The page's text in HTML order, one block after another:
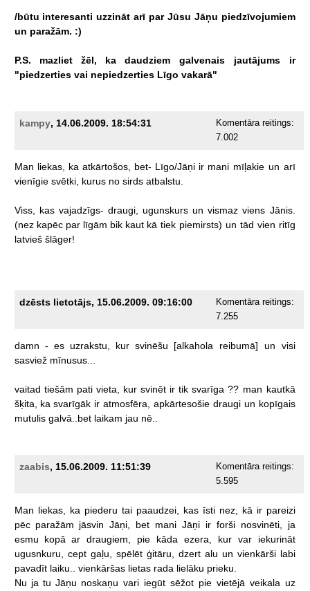
/būtu interesanti uzzināt arī par Jūsu Jāņu piedzīvojumiem
un paražām. :)
P.S. mazliet žēl, ka daudziem galvenais jautājums
ir
"piedzerties vai nepiedzerties Līgo vakarā"
kampy, 14.06.2009. 18:54:31
Komentāra reitings:
7.002
Man liekas, ka atkārtošos, bet- Līgo/Jāņi ir mani mīļakie un arī
vienīgie svētki, kurus no sirds atbalstu.
Viss, kas vajadzīgs- draugi, ugunskurs un vismaz viens Jānis.
(nez kapēc par līgām bik kaut kā tiek piemirsts) un tād vien ritīg
latvieš šlāger!
dzēsts lietotājs, 15.06.2009. 09:16:00
Komentāra reitings:
7.255
damn - es uzrakstu, kur svinēšu [alkahola reibumā] un
visi
sasviež mīnusus...
vaitad tiešām pati vieta, kur svinēt ir tik svarīga ?? man kautkā
šķita,
ka svarīgāk ir atmosfēra, apkārtesošie draugi un kopīgais
mutulis galvā..bet laikam jau nē..
zaabis, 15.06.2009. 11:51:39
Komentāra reitings:
5.595
Man liekas, ka piederu tai paaudzei, kas īsti nez, kā ir pareizi
pēc paražām jāsvin Jāņi, bet mani Jāņi ir forši nosvinēti,
ja
esmu
kopā ar draugiem, pie kāda ezera, kur var
iekurināt
ugusnkuru,
cept gaļu, spēlēt ģitāru, dzert alu un vienkārši labi
pavadīt laiku.. vienkāršas lietas rada lielāku prieku.
Nu ja tu Jāņu noskaņu vari iegūt sēžot pie vietējā veikala uz